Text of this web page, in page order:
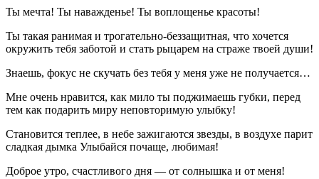
Ты мечта! Ты наважденье! Ты воплощенье красоты!
Ты такая ранимая и трогательно-беззащитная, что хочется
окружить тебя заботой и стать рыцарем на страже твоей души!
Знаешь, фокус не скучать без тебя у меня уже не получается…
Мне очень нравится, как мило ты поджимаешь губки, перед
тем как подарить миру неповторимую улыбку!
Становится теплее, в небе зажигаются звезды, в воздухе парит
сладкая дымка Улыбайся почаще, любимая!
Доброе утро, счастливого дня — от солнышка и от меня!